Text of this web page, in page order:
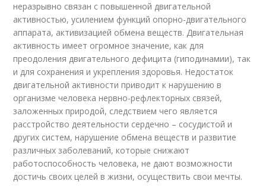
неразрывно связан с повышенной двигательной
активностью, усилением функций опорно-двигательного
аппарата, активизацией обмена веществ. Двигательная
активность имеет огромное значение, как для
преодоления двигательного дефицита (гиподинамии), так
и для сохранения и укрепления здоровья. Недостаток
двигательной активности приводит к нарушению в
организме человека нервно-рефлекторных связей,
заложенных природой, следствием чего является
расстройство деятельности сердечно – сосудистой и
других систем, нарушение обмена веществ и развитие
различных заболеваний, которые снижают
работоспособность человека, не дают возможности
достичь своих целей в жизни, осуществить свои мечты.